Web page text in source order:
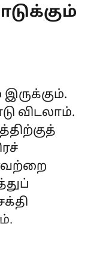
விடலாம்.